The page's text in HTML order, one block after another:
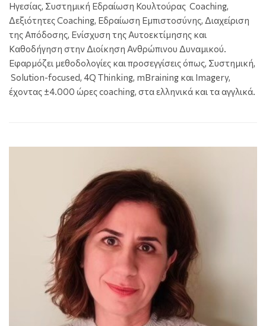
Ηγεσίας, Συστημική Εδραίωση Κουλτούρας Coaching,
Δεξιότητες Coaching, Εδραίωση Εμπιστοσύνης, Διαχείριση
της Απόδοσης, Ενίσχυση της Αυτοεκτίμησης και
Καθοδήγηση στην Διοίκηση Ανθρώπινου Δυναμικού.
Εφαρμόζει μεθοδολογίες και προσεγγίσεις όπως, Συστημική,
Solution-focused, 4Q Thinking, mBraining και Imagery,
έχοντας ±4.000 ώρες coaching, στα ελληνικά και τα αγγλικά.